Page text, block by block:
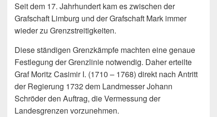
Seit dem 17. Jahrhundert kam es zwischen der
Grafschaft Limburg und der Grafschaft Mark immer
wieder zu Grenzstreitigkeiten.
Diese ständigen Grenzkämpfe machten eine genaue
Festlegung der Grenzlinie notwendig. Daher erteilte
Graf Moritz Casimir I. (1710 – 1768) direkt nach Antritt
der Regierung 1732 dem Landmesser Johann
Schröder den Auftrag, die Vermessung der
Landesgrenzen vorzunehmen.